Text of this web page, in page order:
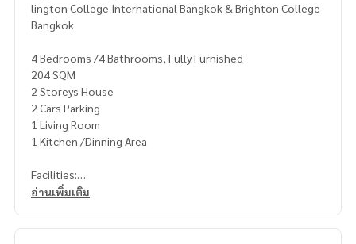
lington College International Bangkok & Brighton College
Bangkok
4 Bedrooms /4 Bathrooms, Fully Furnished
204 SQM
2 Storeys House
2 Cars Parking
1 Living Room
1 Kitchen /Dinning Area
Facilities:
Superb Club House
อ่านเพิ่มเติม